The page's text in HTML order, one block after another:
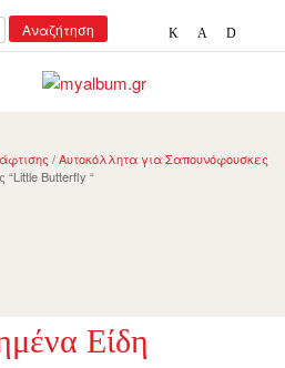
Αναζήτηση
/Αυτοκόλλητα για Σαπουνόφουσκες
Butterfly “
Είδη